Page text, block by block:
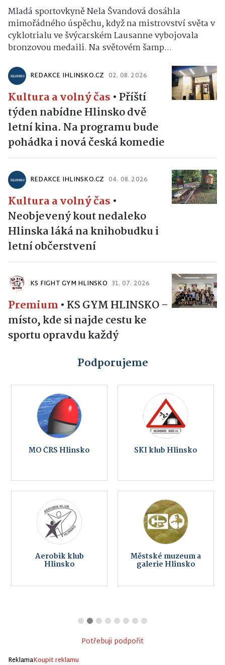
Mladá sportovkyně Nela Švandová dosáhla
mimořádného úspěchu, když na mistrovství světa v
cyklotrialu ve švýcarském Lausanne vybojovala
bronzovou medaili. Na světovém šamp...
REDAKCE IHLINSKO.CZ 02. 08. 2026
Kultura a volný čas • Příští
týden nabídne Hlinsko dvě
letní kina. Na programu bude
pohádka i nová česká komedie
REDAKCE IHLINSKO.CZ 04. 08. 2026
Kultura a volný čas •
Neobjevený kout nedaleko
Hlinska láká na knihobudku i
letní občerstvení
KS FIGHT GYM HLINSKO 31. 07. 2026
Premium • KS GYM HLINSKO –
místo, kde si najde cestu ke
sportu opravdu každý
Podporujeme
MO ČRS Hlinsko SKI klub Hlinsko
Aerobik klub
Hlinsko
Městské muzeum a
galerie Hlinsko
Potřebuji podpořit
ReklamaKoupit reklamu